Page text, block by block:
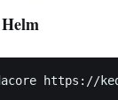
https://